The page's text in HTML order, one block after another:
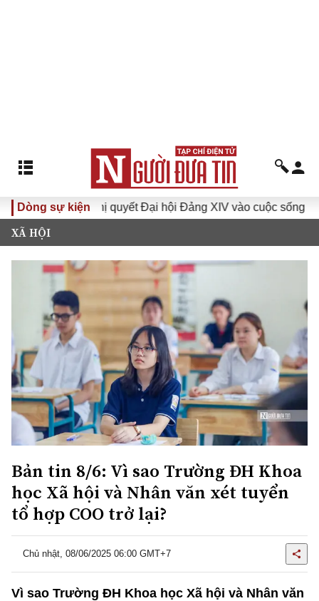
Dòng sự kiện
Đưa Nghị quyết Đại hội Đảng XIV vào cuộc sống
XÃ HỘI
Bản tin 8/6: Vì sao Trường ĐH Khoa
học Xã hội và Nhân văn xét tuyển
tổ hợp COO trở lại?
Chủ nhật, 08/06/2025 06:00 GMT+7
Vì sao Trường ĐH Khoa học Xã hội và Nhân văn